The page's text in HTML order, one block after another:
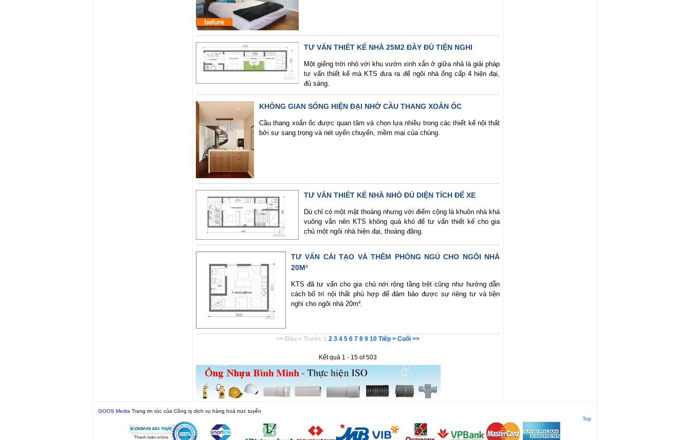
TƯ VẤN THIẾT KẾ NHÀ 25M2 ĐẦY ĐỦ TIỆN NGHI
Một giếng trời nhỏ với khu vườn xinh xắn ở giữa nhà là giải pháp
tư vấn thiết kế mà KTS đưa ra để ngôi nhà ống cấp 4 hiện đại,
đủ sáng.
KHÔNG GIAN SỐNG HIỆN ĐẠI NHỜ CẦU THANG XOẮN ỐC
Cầu thang xoắn ốc được quan tâm và chọn lựa nhiều trong các thiết kế nội thất
bởi sự sang trọng và nét uyển chuyển, mềm mại của chúng.
TƯ VẤN THIẾT KẾ NHÀ NHỎ ĐỦ DIỆN TÍCH ĐỂ XE
Dù chỉ có một mặt thoáng nhưng với điểm cộng là khuôn nhà khá
vuông vắn nên KTS không quá khó để tư vấn thiết kế cho gia
chủ một ngôi nhà hiện đại, thoáng đãng.
TƯ VẤN CẢI TẠO VÀ THÊM PHÒNG NGỦ CHO NGÔI NHÀ
20M²
KTS đã tư vấn cho gia chủ nới rộng tầng trệt cũng như hướng dẫn
cách bố trí nội thất phù hợp để đảm bảo được sự riêng tư và tiện
nghi cho ngôi nhà 20m².
<< Đầu < Trước 1 2 3 4 5 6 7 8 9 10 Tiếp > Cuối >>
Kết quả 1 - 15 of 503
GOOS Media Trang tin tức của Công ty dịch vụ hàng hoá trực tuyến
Top